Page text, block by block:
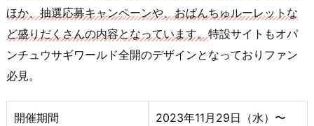
ほか、抽選応募キャンペーンや、おぱんちゅルーレットな
ど盛りだくさんの内容となっています。特設サイトもオパ
ンチュウサギワールド全開のデザインとなっておりファン
必見。
開催期間
2023年11月29日（水）〜